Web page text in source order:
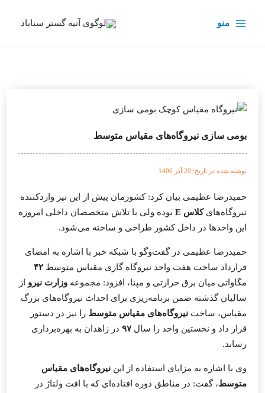
منو
بومی سازی نیروگاه‌های مقیاس متوسط
نوشته شده در تاریخ: 20 آذر 1400
حمیدرضا عظیمی بیان کرد: کشورمان پیش از این نیز واردکننده
نیروگاه‌هایکلاس E
بوده ولی با تلاش متخصصان داخلی امروزه
این واحدها در داخل کشور طراحی و ساخته می‌شود.
حمیدرضا عظیمی در گفت‌وگو با شبکه خبر با اشاره به امضای
قرارداد ساخت هفت واحد نیروگاه گازی مقیاس متوسط ۴۲
مگاواتی میان برق حرارتی و مپنا، افزود: مجموعه وزارت نیرو از
سالیان گذشته ضمن برنامه‌ریزی برای احداث نیروگاه‌های بزرگ
مقیاس، ساخت نیروگاه‌های مقیاس متوسط را نیز در دستور
قرار داد و نخستین واحد را سال۹۷در زاهدان به بهره‌برداری
رساند.
وی با اشاره به مزایای استفاده از این نیروگاه‌های مقیاس
متوسط، گفت: در مناطق دوره‌ افتاده‌ای که با افت ولتاژ در